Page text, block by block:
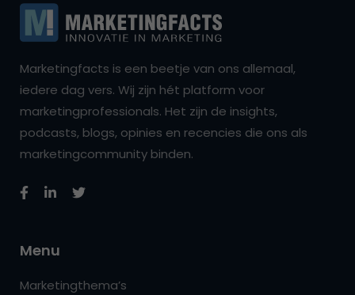
Marketingfacts is een beetje van ons allemaal,
iedere dag vers. Wij zijn hét platform voor
marketingprofessionals. Het zijn de insights,
podcasts, blogs, opinies en recencies die ons als
marketingcommunity binden.
Menu
Marketingthema’s